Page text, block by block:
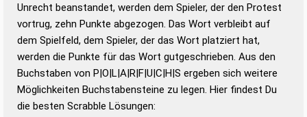
Duden – Standardwerk in 12 Bänden
Duden – Richtiges und gutes
Deutsch
Duden – Die deutsche Grammatik
Duden – Deutsches
Universalwörterbuch
Unrecht beanstandet, werden dem Spieler, der den Protest
vortrug, zehn Punkte abgezogen. Das Wort verbleibt auf
dem Spielfeld, dem Spieler, der das Wort platziert hat,
werden die Punkte für das Wort gutgeschrieben. Aus den
Buchstaben von P|O|L|A|R|F|U|C|H|S ergeben sich weitere
Möglichkeiten Buchstabensteine zu legen. Hier findest Du
die besten Scrabble Lösungen: